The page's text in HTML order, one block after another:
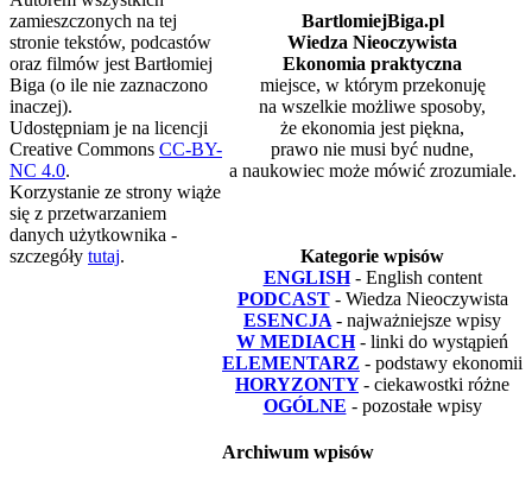
BartlomiejBiga.pl
Wiedza Nieoczywista
Ekonomia praktyczna
miejsce, w którym przekonuję
na wszelkie możliwe sposoby,
że ekonomia jest piękna,
prawo nie musi być nudne,
a naukowiec może mówić zrozumiale.
Kategorie wpisów
ENGLISH - English content
PODCAST - Wiedza Nieoczywista
ESENCJA - najważniejsze wpisy
W MEDIACH - linki do wystąpień
ELEMENTARZ - podstawy ekonomii
HORYZONTY - ciekawostki różne
OGÓLNE - pozostałe wpisy
Archiwum wpisów
zamieszczonych na tej
stronie tekstów, podcastów
oraz filmów jest Bartłomiej
Biga (o ile nie zaznaczono
inaczej).
Udostępniam je na licencji
Creative Commons CC-BY-
NC 4.0.
Korzystanie ze strony wiąże
się z przetwarzaniem
danych użytkownika -
szczegóły tutaj.